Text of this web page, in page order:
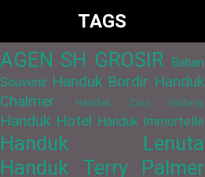
TAGS
AGEN SH GROSIR Bahan
Souvenir Handuk Bordir Handuk
Chalmer
Handuk Cuci Gudang
Handuk Hotel Handuk Immortelle
Handuk Lenuta
Handuk Terry Palmer